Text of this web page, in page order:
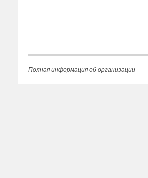
Полная информация об организации